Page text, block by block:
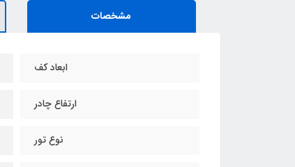
مشخصات
ابعاد کف
ارتفاع چادر
نوع تور